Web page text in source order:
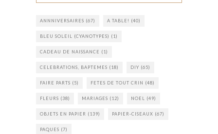
ANNNIVERSAIRES (67) A TABLE! (40)
BLEU SOLEIL (CYANOTYPES) (1)
CADEAU DE NAISSANCE (1)
CELEBRATIONS, BAPTEMES (18) DIY (65)
FAIRE PARTS (5) FETES DE TOUT CRIN (48)
FLEURS (38) MARIAGES (12) NOEL (49)
OBJETS EN PAPIER (139) PAPIER-CISEAUX (67)
PAQUES (7)